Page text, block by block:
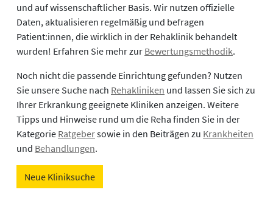
und auf wissenschaftlicher Basis. Wir nutzen offizielle
Daten, aktualisieren regelmäßig und befragen
Patient:innen, die wirklich in der Rehaklinik behandelt
wurden! Erfahren Sie mehr zur Bewertungsmethodik.
Noch nicht die passende Einrichtung gefunden? Nutzen
Sie unsere Suche nach Rehakliniken und lassen Sie sich zu
Ihrer Erkrankung geeignete Kliniken anzeigen. Weitere
Tipps und Hinweise rund um die Reha finden Sie in der
Kategorie Ratgebersowie in den Beiträgen zu Krankheiten
und Behandlungen.
Neue Kliniksuche